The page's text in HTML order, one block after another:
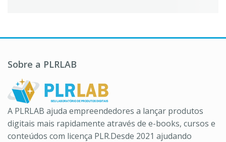
Sobre a PLRLAB
A PLRLAB ajuda empreendedores a lançar produtos
digitais mais rapidamente através de e-books, cursos e
conteúdos com licença PLR.Desde 2021 ajudando